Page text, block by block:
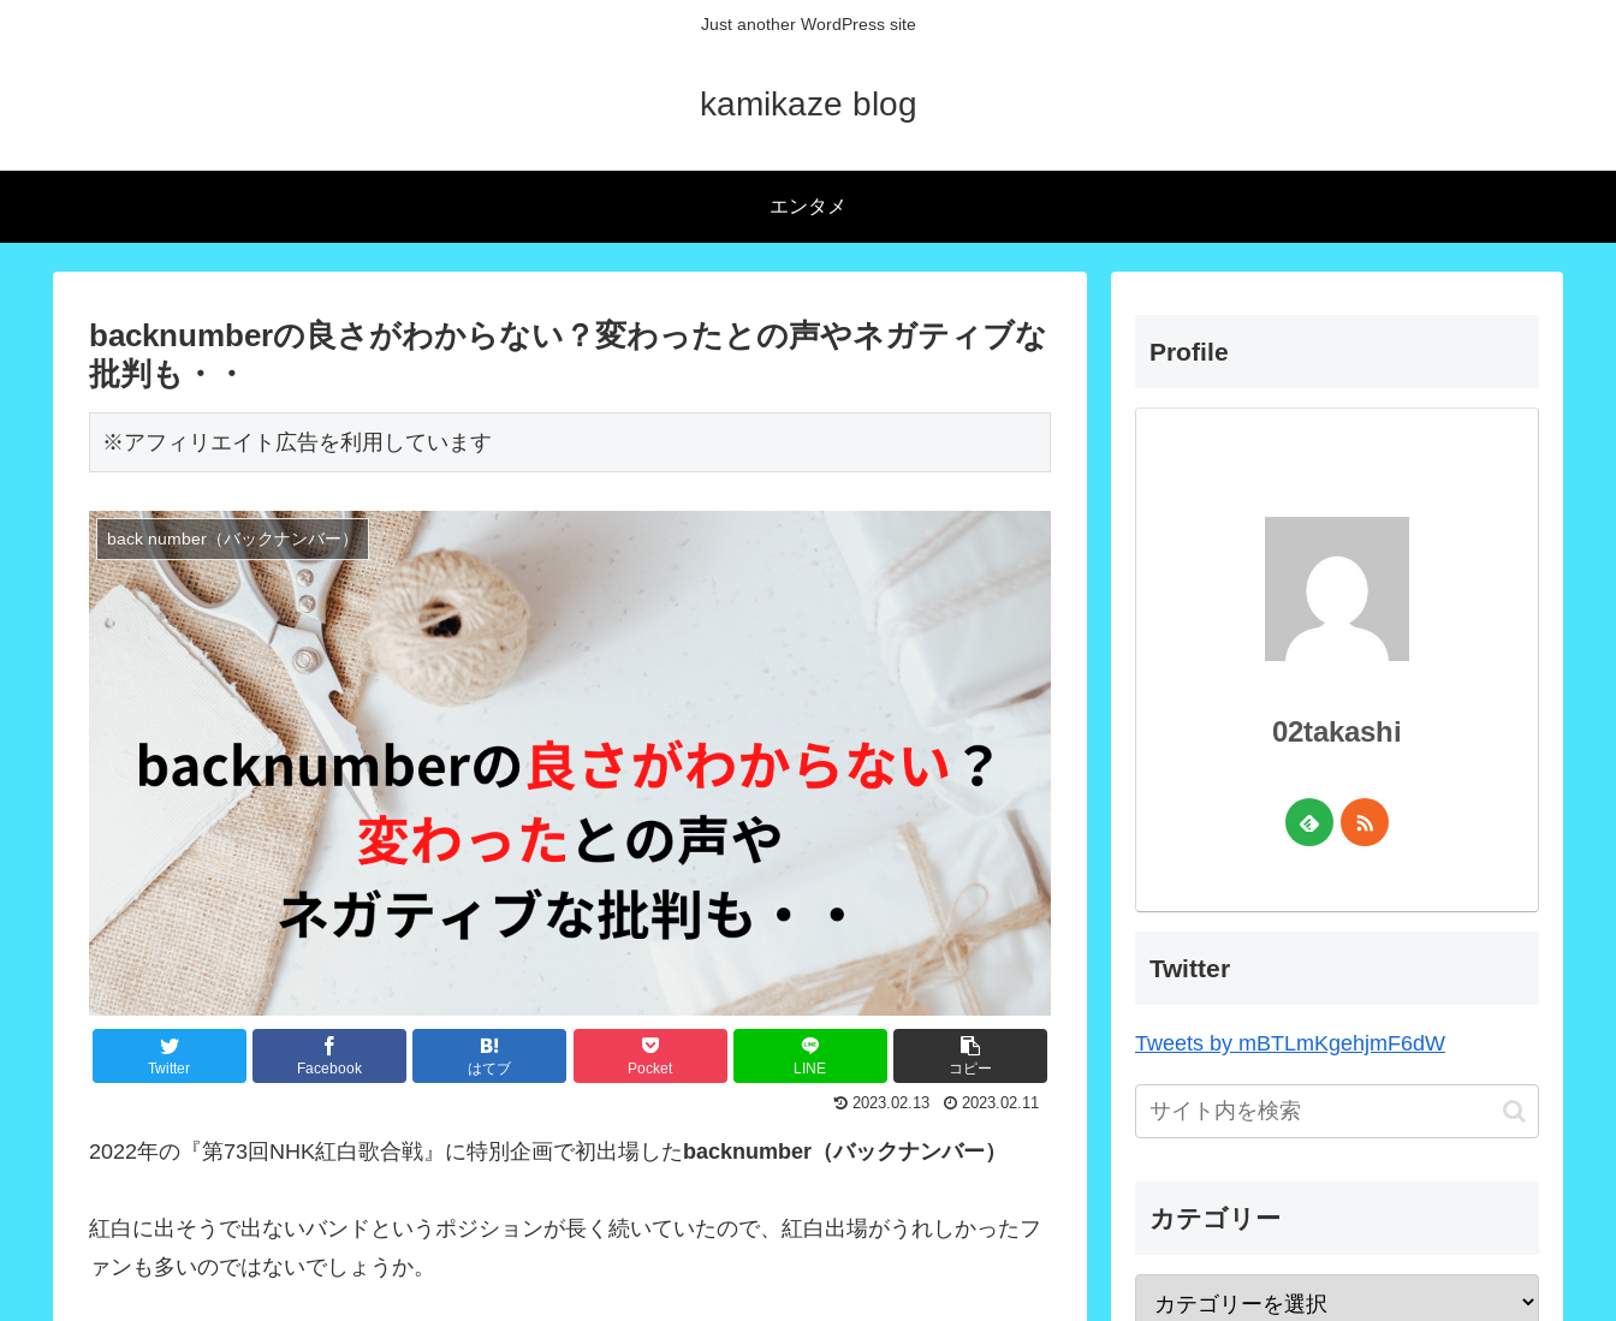
Just another WordPress site
kamikaze blog
エンタメ
backnumberの良さがわからない？変わったとの声やネガティブな
批判も・・
※アフィリエイト広告を利用しています
back number（バックナンバー）
Twitter Facebook はてブ Pocket LINE コピー
2023.02.13 2023.02.11
2022年の『第73回NHK紅白歌合戦』に特別企画で初出場したbacknumber（バックナンバー）
紅白に出そうで出ないバンドというポジションが長く続いていたので、紅白出場がうれしかったフ
ァンも多いのではないでしょうか。
Profile
02takashi
Twitter
Tweets by mBTLmKgehjmF6dW
カテゴリー